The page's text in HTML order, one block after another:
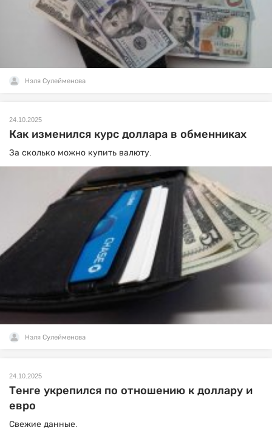
Нэля Сулейменова
24.10.2025
Как изменился курс доллара в обменниках
За сколько можно купить валюту.
Нэля Сулейменова
24.10.2025
Тенге укрепился по отношению к доллару и
евро
Свежие данные.